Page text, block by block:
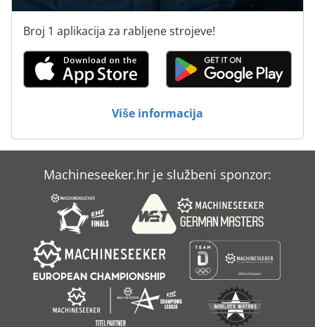
On 08 Utovarivačem
St Ispis Sustavi
Broj 1 aplikacija za rabljene strojeve!
Više informacija
Machineseeker.hr je službeni sponzor: